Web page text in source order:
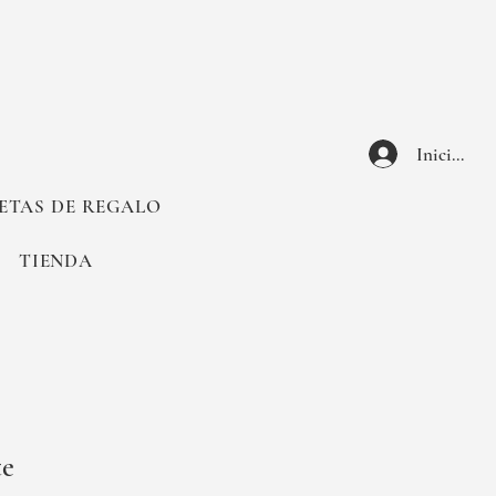
Iniciar
DE REGALO
TIENDA